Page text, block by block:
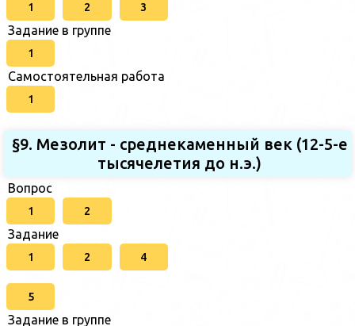
1 2 3
Задание в группе
1
Самостоятельная работа
1
§9. Мезолит - среднекаменный век (12-5-е
тысячелетия до н.э.)
Вопрос
1 2
Задание
1 2 4
5
Задание в группе